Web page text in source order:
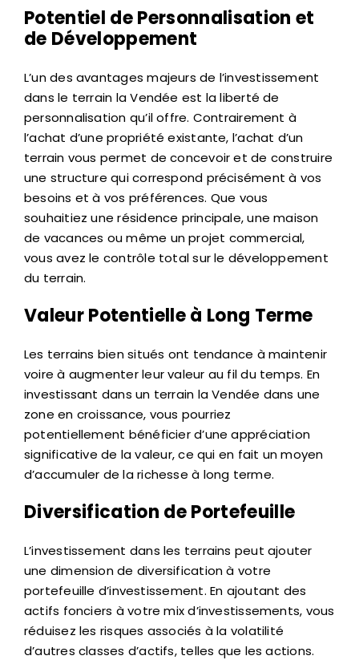
Potentiel de Personnalisation et
de Développement
L’un des avantages majeurs de l’investissement
dans le terrain la Vendée est la liberté de
personnalisation qu’il offre. Contrairement à
l’achat d’une propriété existante, l’achat d’un
terrain vous permet de concevoir et de construire
une structure qui correspond précisément à vos
besoins et à vos préférences. Que vous
souhaitiez une résidence principale, une maison
de vacances ou même un projet commercial,
vous avez le contrôle total sur le développement
du terrain.
Valeur Potentielle à Long Terme
Les terrains bien situés ont tendance à maintenir
voire à augmenter leur valeur au fil du temps. En
investissant dans un terrain la Vendée dans une
zone en croissance, vous pourriez
potentiellement bénéficier d’une appréciation
significative de la valeur, ce qui en fait un moyen
d’accumuler de la richesse à long terme.
Diversification de Portefeuille
L’investissement dans les terrains peut ajouter
une dimension de diversification à votre
portefeuille d’investissement. En ajoutant des
actifs fonciers à votre mix d’investissements, vous
réduisez les risques associés à la volatilité
d’autres classes d’actifs, telles que les actions.